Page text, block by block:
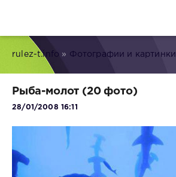
rulez-t.info » Фотографии и картинки
Рыба-молот (20 фото)
28/01/2008 16:11